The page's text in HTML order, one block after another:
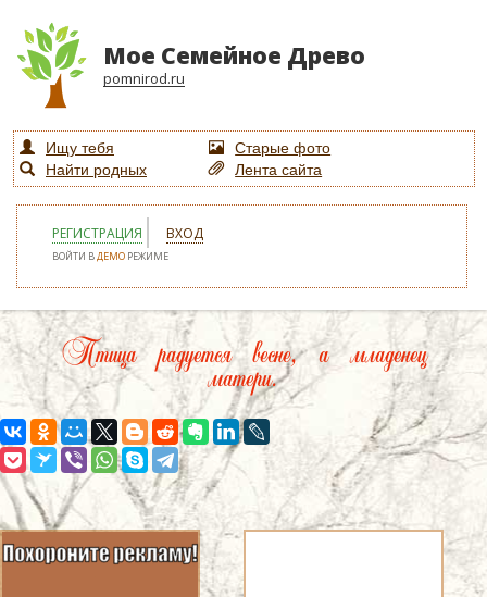
Мое Семейное Древо
pomnirod.ru
Ищу тебя
Старые фото
Найти родных
Лента сайта
РЕГИСТРАЦИЯ ВХОД
ВОЙТИ ВДЕМО РЕЖИМЕ
Птица радуется весне, а младенец
матери.